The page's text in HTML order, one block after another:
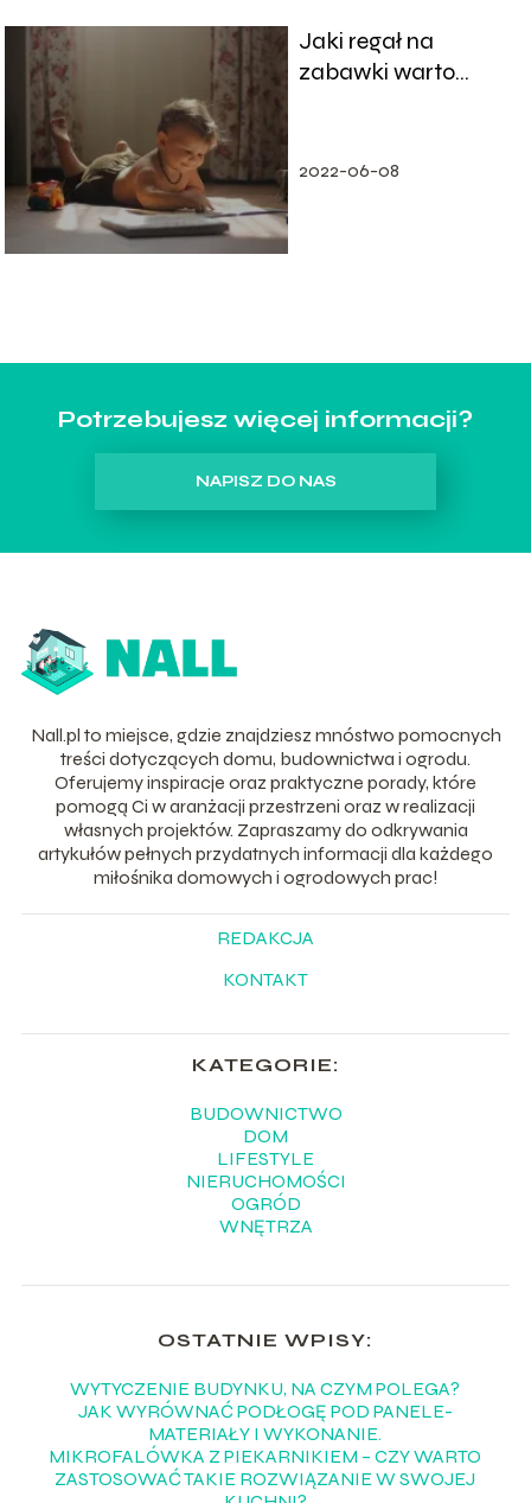
Jaki regał na
zabawki warto
2022-06-08
Potrzebujesz więcej informacji?
NAPISZ DO NAS
Nall.pl to miejsce, gdzie znajdziesz mnóstwo pomocnych
treści dotyczących domu, budownictwa i ogrodu.
Oferujemy inspiracje oraz praktyczne porady, które
pomogą Ci w aranżacji przestrzeni oraz w realizacji
własnych projektów. Zapraszamy do odkrywania
artykułów pełnych przydatnych informacji dla każdego
miłośnika domowych i ogrodowych prac!
REDAKCJA
KONTAKT
KATEGORIE:
BUDOWNICTWO
DOM
LIFESTYLE
NIERUCHOMOŚCI
OGRÓD
WNĘTRZA
OSTATNIE WPISY:
WYTYCZENIE BUDYNKU, NA CZYM POLEGA?
JAK WYRÓWNAĆ PODŁOGĘ POD PANELE-
MATERIAŁY I WYKONANIE.
MIKROFALÓWKA Z PIEKARNIKIEM – CZY WARTO
ZASTOSOWAĆ TAKIE ROZWIĄZANIE W SWOJEJ